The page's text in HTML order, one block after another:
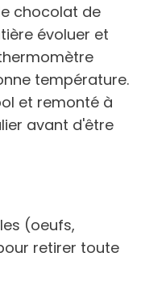
chocolat de
évoluer et
température.
et remonté à
avant d'être
(oeufs,
retirer toute